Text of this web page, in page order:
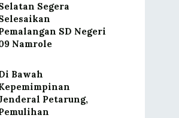
Segera
SD Negeri
Namrole
Bawah
Petarung,